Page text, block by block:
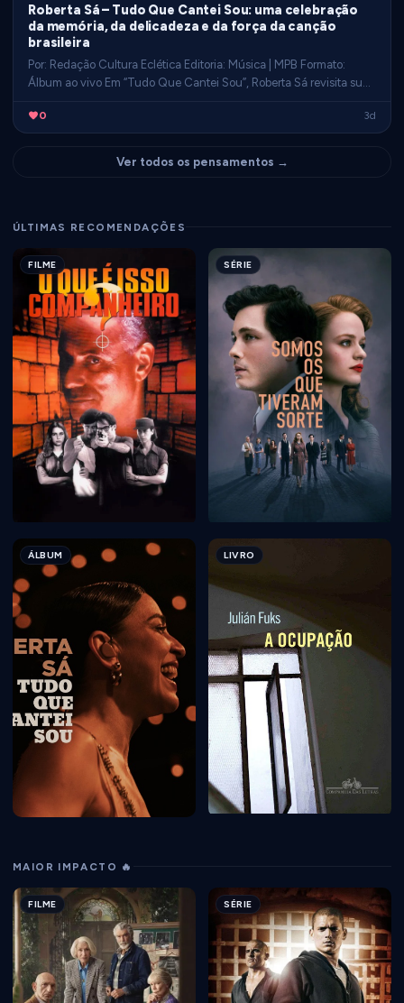
Roberta Sá – Tudo Que Cantei Sou: uma celebração
da memória, da delicadeza e da força da canção
brasileira
Por: Redação Cultura Eclética Editoria: Música | MPB Formato:
Álbum ao vivo Em “Tudo Que Cantei Sou”, Roberta Sá revisita sua
0 3d
Ver todos os pensamentos →
ÚLTIMAS RECOMENDAÇÕES
FILME SÉRIE
ÁLBUM LIVRO
MAIOR IMPACTO 🔥
FILME SÉRIE